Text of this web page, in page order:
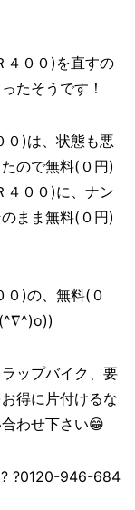
４００)を直すの
たそうです！
０)は、状態も悪
ので無料(０円)
４００)に、ナン
まま無料(０円)
０)の、無料(０
ップバイク、要
得に片付けるな
わせ下さい😁
? ?0120-946-684